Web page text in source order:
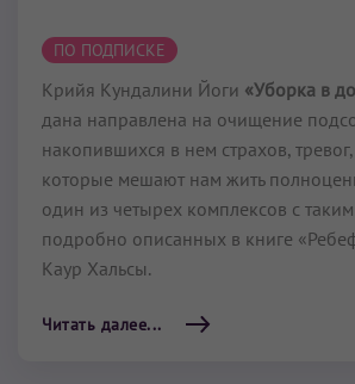
ПО ПОДПИСКЕ
Крийя Кундалини Йоги «Уборка в
дана направлена на очищение
накопившихся в нем страхов,
которые мешают нам жить
один из четырех комплексов с
подробно описанных в книге
Каур Хальсы.
Читать далее...